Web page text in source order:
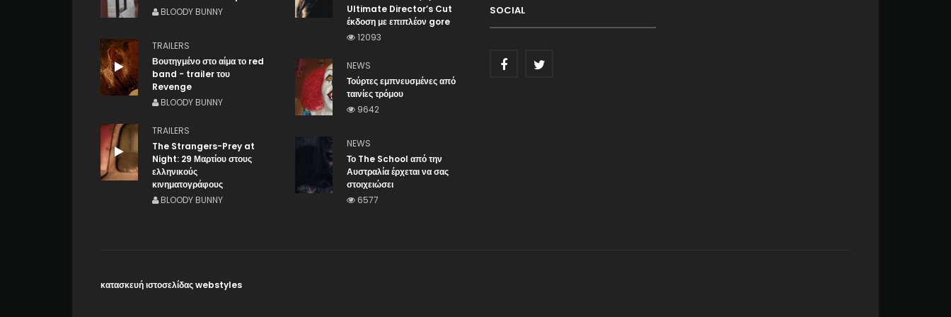
BLOODY BUNNY
TRAILERS
Βουτηγμένο στο αίμα το red
band - trailer του
Revenge
BLOODY BUNNY
TRAILERS
The Strangers-Prey at
Night: 29 Μαρτίου στους
ελληνικούς
κινηματογράφους
BLOODY BUNNY
Ultimate Director’s Cut
έκδοση με επιπλέον gore
12093
NEWS
Τούρτες εμπνευσμένες από
ταινίες τρόμου
9642
NEWS
Το The School από την
Αυστραλία έρχεται να σας
στοιχειώσει
6577
SOCIAL
κατασκευή ιστοσελίδας webstyles